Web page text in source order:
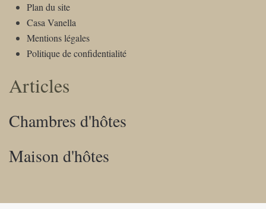
Plan du site
Casa Vanella
Mentions légales
Politique de confidentialité
Articles
Chambres d'hôtes
Maison d'hôtes